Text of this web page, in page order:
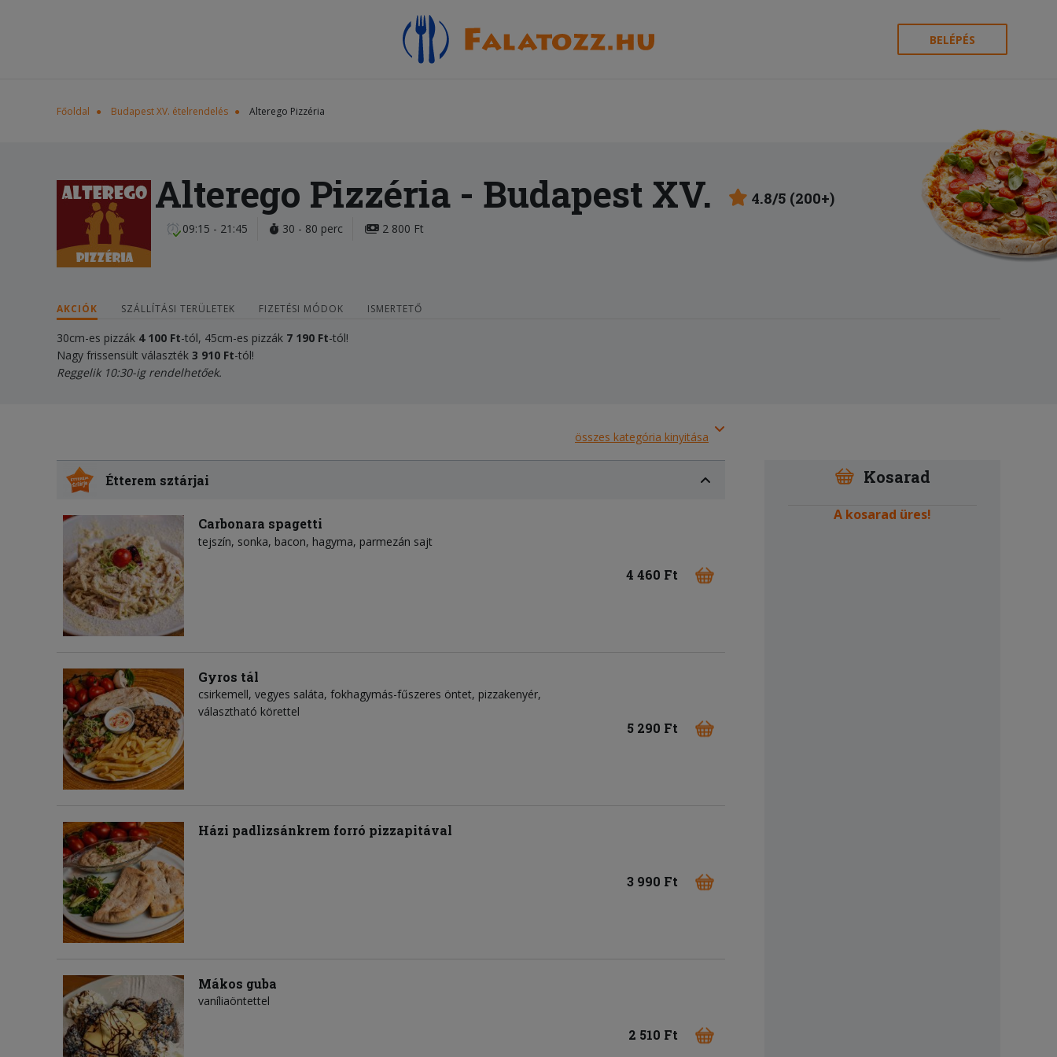
BELÉPÉS
Főoldal Budapest XV. ételrendelés Alterego Pizzéria
Alterego Pizzéria - Budapest XV. 4.8/5 (200+)
09:15 - 21:45 30 - 80 perc 2 800 Ft
AKCIÓK SZÁLLÍTÁSI TERÜLETEK FIZETÉSI MÓDOK ISMERTETŐ
30cm-es pizzák 4 100 Ft-tól, 45cm-es pizzák 7 190 Ft-tól!
Nagy frissensült választék 3 910 Ft-tól!
Reggelik 10:30-ig rendelhetőek.
összes kategória kinyitása
Étterem sztárjai
Carbonara spagetti
tejszín sonka bacon hagyma parmezán sajt
4 460 Ft
Gyros tál
csirkemell, vegyes saláta, fokhagymás-fűszeres öntet, pizzakenyér,
választható körettel
5 290 Ft
Házi padlizsánkrem forró pizzapitával
3 990 Ft
Mákos guba
vaníliaöntettel
2 510 Ft
Kosarad
A kosarad üres!